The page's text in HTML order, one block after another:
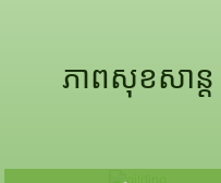
ភាពសុខសាន្ត